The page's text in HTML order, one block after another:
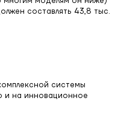
составлять 43,8 тыс.
системы
и на инновационное